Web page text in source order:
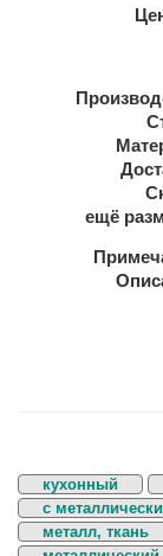
ещё
кухонный
с
металл, ткань